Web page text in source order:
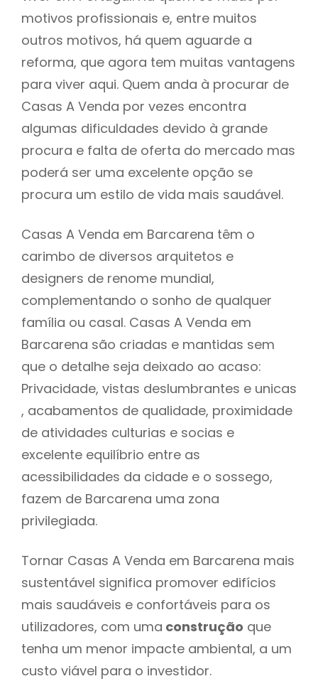
motivos profissionais e, entre muitos
outros motivos, há quem aguarde a
reforma, que agora tem muitas vantagens
para viver aqui. Quem anda à procurar de
Casas A Venda por vezes encontra
algumas dificuldades devido à grande
procura e falta de oferta do mercado mas
poderá ser uma excelente opção se
procura um estilo de vida mais saudável.
Casas A Venda em Barcarena têm o
carimbo de diversos arquitetos e
designers de renome mundial,
complementando o sonho de qualquer
família ou casal. Casas A Venda em
Barcarena são criadas e mantidas sem
que o detalhe seja deixado ao acaso:
Privacidade, vistas deslumbrantes e unicas
, acabamentos de qualidade, proximidade
de atividades culturias e socias e
excelente equilíbrio entre as
acessibilidades da cidade e o sossego,
fazem de Barcarena uma zona
privilegiada.
Tornar Casas A Venda em Barcarena mais
sustentável significa promover edifícios
mais saudáveis e confortáveis para os
utilizadores, com uma construção que
tenha um menor impacte ambiental, a um
custo viável para o investidor.